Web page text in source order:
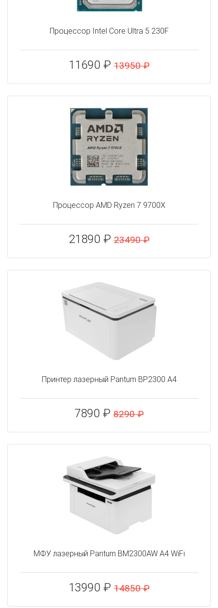
Процессор Intel Core Ultra 5 230F
11690 ₽ 13950 ₽
Процессор AMD Ryzen 7 9700X
21890 ₽ 23490 ₽
Принтер лазерный Pantum BP2300 A4
7890 ₽ 8290 ₽
МФУ лазерный Pantum BM2300AW A4 WiFi
13990 ₽ 14850 ₽